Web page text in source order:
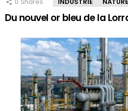
Du nouvel or bleu de la